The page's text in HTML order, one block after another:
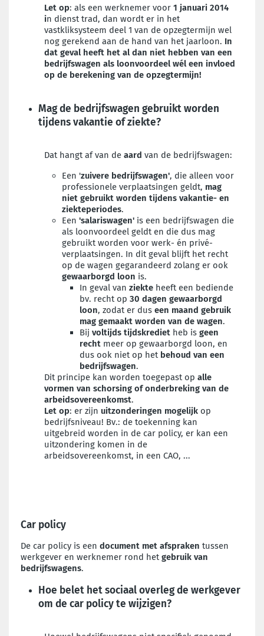
Let op: als een werknemer voor 1 januari 2014
in dienst trad, dan wordt er in het
vastkliksysteem deel 1 van de opzegtermijn wel
nog gerekend aan de hand van het jaarloon. In
dat geval heeft het al dan niet hebben van een
bedrijfswagen als loonvoordeel wél een invloed
op de berekening van de opzegtermijn!
Mag de bedrijfswagen gebruikt worden
tijdens vakantie of ziekte?
Dat hangt af van de aard van de bedrijfswagen:
Een 'zuivere bedrijfswagen', die alleen voor
professionele verplaatsingen geldt, mag
niet gebruikt worden tijdens vakantie- en
ziekteperiodes.
Een 'salariswagen' is een bedrijfswagen die
als loonvoordeel geldt en die dus mag
gebruikt worden voor werk- én privé-
verplaatsingen. In dit geval blijft het recht
op de wagen gegarandeerd zolang er ook
gewaarborgd loon is.
In geval van ziekte heeft een bediende
bv. recht op 30 dagen gewaarborgd
loon, zodat er dus een maand gebruik
mag gemaakt worden van de wagen.
Bij voltijds tijdskrediet heb is geen
recht meer op gewaarborgd loon, en
dus ook niet op het behoud van een
bedrijfswagen.
Dit principe kan worden toegepast op alle
vormen van schorsing of onderbreking van de
arbeidsovereenkomst.
Let op: er zijn uitzonderingen mogelijk op
bedrijfsniveau! Bv.: de toekenning kan
uitgebreid worden in de car policy, er kan een
uitzondering komen in de
arbeidsovereenkomst, in een CAO, ...
Car policy
De car policy is een document met afspraken tussen
werkgever en werknemer rond het gebruik van
bedrijfswagens.
Hoe belet het sociaal overleg de werkgever
om de car policy te wijzigen?